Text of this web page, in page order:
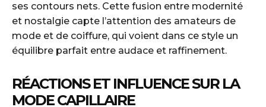
ses contours nets. Cette fusion entre modernité
et nostalgie capte l’attention des amateurs de
mode et de coiffure, qui voient dans ce style un
équilibre parfait entre audace et raffinement.
RÉACTIONS ET INFLUENCE SUR LA
MODE CAPILLAIRE